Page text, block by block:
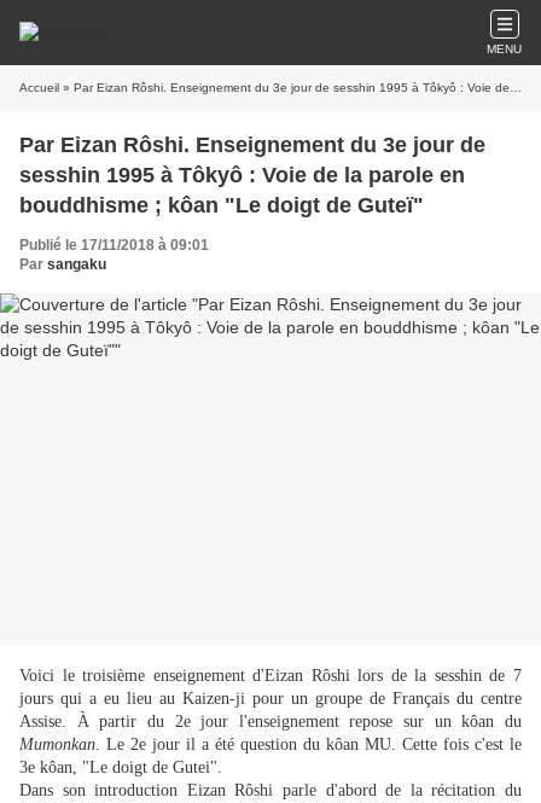
MENU
Accueil » Par Eizan Rôshi. Enseignement du 3e jour de sesshin 1995 à Tôkyô : Voie de la parole en bouddhisme ; kôan "Le doigt de Guteï"
Par Eizan Rôshi. Enseignement du 3e jour de
sesshin 1995 à Tôkyô : Voie de la parole en
bouddhisme ; kôan "Le doigt de Guteï"
Publié le 17/11/2018 à 09:01
Par sangaku
Voici le troisième enseignement d'Eizan Rôshi lors de la sesshin de 7
jours qui a eu lieu au Kaizen-ji pour un groupe de Français du centre
Assise. À partir du 2e jour l'enseignement repose sur un kôan du
Mumonkan. Le 2e jour il a été question du kôan MU. Cette fois c'est le
3e kôan, "Le doigt de Gutei".
Dans son introduction Eizan Rôshi parle d'abord de la récitation du